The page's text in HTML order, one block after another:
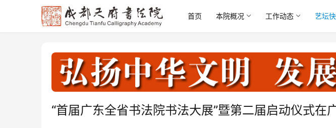
首页 本院概况 工作动态 艺坛
“首届广东全省书法院书法大展”暨第二届启动仪式在